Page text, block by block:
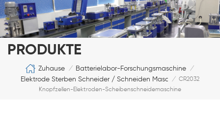
PRODUKTE
Zuhause / Batterielabor-Forschungsmaschine /
Elektrode Sterben Schneider / Schneiden Maschine
/
CR2032
Knopfzellen-Elektroden-Scheibenschneidemaschine